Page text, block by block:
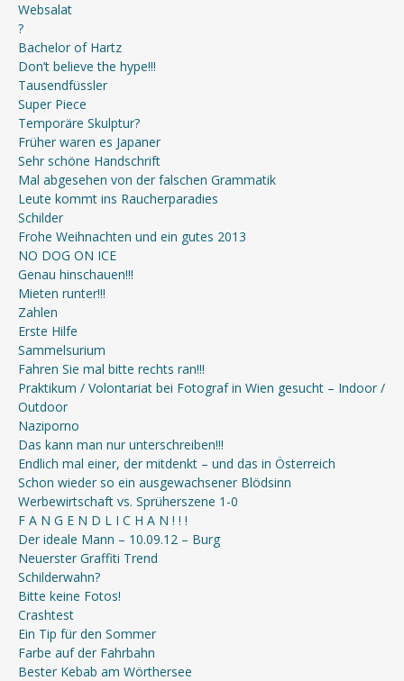
Websalat
?
Bachelor of Hartz
Don’t believe the hype!!!
Tausendfüssler
Super Piece
Temporäre Skulptur?
Früher waren es Japaner
Sehr schöne Handschrift
Mal abgesehen von der falschen Grammatik
Leute kommt ins Raucherparadies
Schilder
Frohe Weihnachten und ein gutes 2013
NO DOG ON ICE
Genau hinschauen!!!
Mieten runter!!!
Zahlen
Erste Hilfe
Sammelsurium
Fahren Sie mal bitte rechts ran!!!
Praktikum / Volontariat bei Fotograf in Wien gesucht – Indoor /
Outdoor
Naziporno
Das kann man nur unterschreiben!!!
Endlich mal einer, der mitdenkt – und das in Österreich
Schon wieder so ein ausgewachsener Blödsinn
Werbewirtschaft vs. Sprüherszene 1-0
F A N G E N D L I C H A N ! ! !
Der ideale Mann – 10.09.12 – Burg
Neuerster Graffiti Trend
Schilderwahn?
Bitte keine Fotos!
Crashtest
Ein Tip für den Sommer
Farbe auf der Fahrbahn
Bester Kebab am Wörthersee